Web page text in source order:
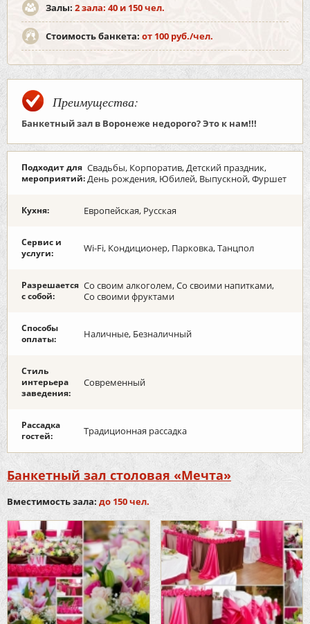
Залы: 2 зала: 40 и 150 чел.
Стоимость банкета: от 100 руб./чел.
Преимущества:
Банкетный зал в Воронеже недорого?Это к нам!!!
Подходит для
мероприятий:
Свадьбы, Корпоратив, Детский праздник,
День рождения, Юбилей, Выпускной, Фуршет
Кухня: Европейская, Русская
Сервис и
услуги:
Wi-Fi, Кондиционер, Парковка, Танцпол
Разрешается
с собой:
Со своим алкоголем, Со своими напитками,
Со своими фруктами
Способы
оплаты:
Наличные, Безналичный
Стиль
интерьера
заведения:
Современный
Рассадка
гостей:
Традиционная рассадка
Банкетный зал столовая «Мечта»
Вместимость зала: до 150 чел.